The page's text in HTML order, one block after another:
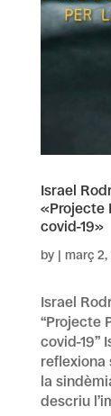
Israel
«Projecte
covid-19»
by | març 2,
Israel
“Projecte
covid-19”
reflexiona
la
descriu